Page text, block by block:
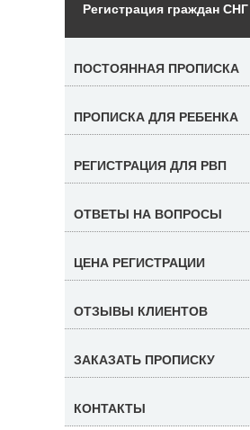
Регистрация граждан СНГ
ПОСТОЯННАЯ ПРОПИСКА
ПРОПИСКА ДЛЯ РЕБЕНКА
РЕГИСТРАЦИЯ ДЛЯ РВП
ОТВЕТЫ НА ВОПРОСЫ
ЦЕНА РЕГИСТРАЦИИ
ОТЗЫВЫ КЛИЕНТОВ
ЗАКАЗАТЬ ПРОПИСКУ
КОНТАКТЫ